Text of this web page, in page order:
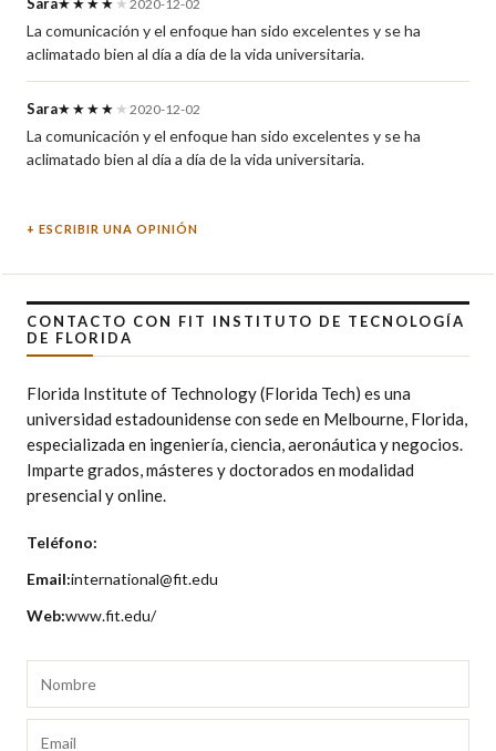
2020-12-02
La comunicación y el enfoque han sido excelentes y se ha
aclimatado bien al día a día de la vida universitaria.
Sara★★★★ ★ 2020-12-02
La comunicación y el enfoque han sido excelentes y se ha
aclimatado bien al día a día de la vida universitaria.
ESCRIBIR UNA OPINIÓN
CONTACTO CON FIT INSTITUTO DE TECNOLOGÍA
DE FLORIDA
Florida Institute of Technology (Florida Tech) es una
universidad estadounidense con sede en Melbourne, Florida,
especializada en ingeniería, ciencia, aeronáutica y negocios.
Imparte grados, másteres y doctorados en modalidad
presencial y online.
Teléfono:
Email:international@fit.edu
Web:www.fit.edu/